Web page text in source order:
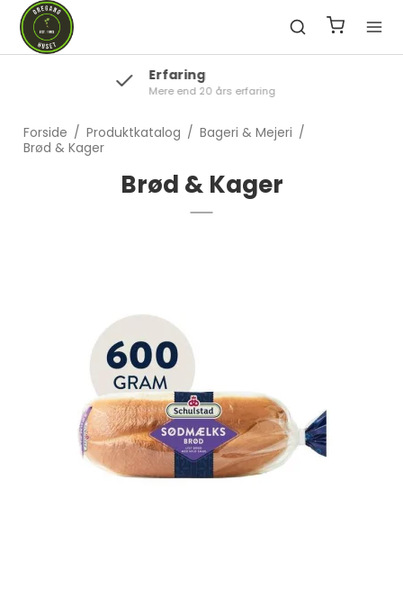
Kvalitet
Lækre og højkvalitets varer
Forside / Produktkatalog / Bageri & Mejeri /
Brød & Kager
Brød & Kager